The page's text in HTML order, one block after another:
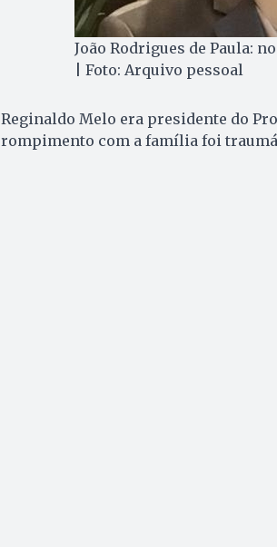
João Rodrigues de Paula:
| Foto: Arquivo pessoal
Reginaldo Melo era presidente do
rompimento com a família foi